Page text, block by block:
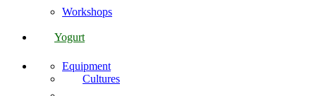
Workshops
Yogurt
Equipment
Cultures